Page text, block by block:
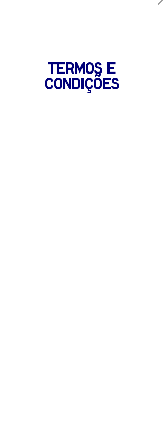
Termos e
Condições